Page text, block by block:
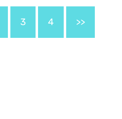
3 4 >>